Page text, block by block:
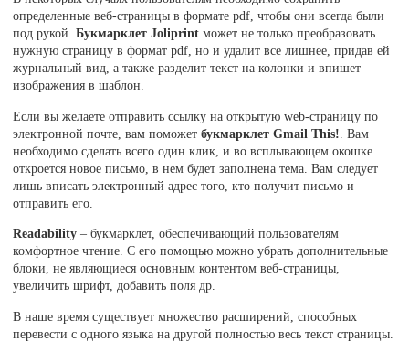
определенные веб-страницы в формате pdf, чтобы они всегда были
под рукой.Букмарклет Joliprint может не только преобразовать
нужную страницу в формат pdf, но и удалит все лишнее, придав ей
журнальный вид, а также разделит текст на колонки и впишет
изображения в шаблон.
Если вы желаете отправить ссылку на открытую web-страницу по
электронной почте, вам поможетбукмарклет Gmail This! . Вам
необходимо сделать всего один клик, и во всплывающем окошке
откроется новое письмо, в нем будет заполнена тема. Вам следует
лишь вписать электронный адрес того, кто получит письмо и
отправить его.
Readability – букмарклет, обеспечивающий пользователям
комфортное чтение. С его помощью можно убрать дополнительные
блоки, не являющиеся основным контентом веб-страницы,
увеличить шрифт, добавить поля др.
В наше время существует множество расширений, способных
перевести с одного языка на другой полностью весь текст страницы.